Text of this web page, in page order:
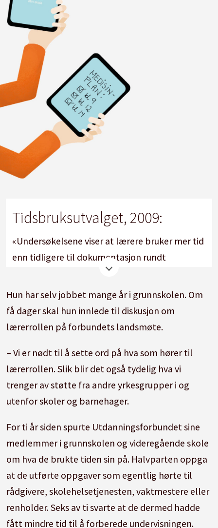
Tidsbruksutvalget, 2009:
«Undersøkelsene viser at lærere bruker mer tid
enn tidligere til dokumentasjon rundt
enkeltelever, møter og kontakt med foreldre,
og at dette gjelder spesielt elever med
spesielle læringsbehov.»
«Undersøkelsene viser at samarbeid mellom
hjem og skole tar mer tid enn tidligere. Det
skyldes blant annet nye
kommunikasjonsformer som gjør lærerne
lettere tilgjengelig.»
Hun har selv jobbet mange år i grunnskolen. Om
få dager skal hun innlede til diskusjon om
lærerrollen på forbundets landsmøte.
– Vi er nødt til å sette ord på hva som hører til
lærerrollen. Slik blir det også tydelig hva vi
trenger av støtte fra andre yrkesgrupper i og
utenfor skoler og barnehager.
For ti år siden spurte Utdanningsforbundet sine
medlemmer i grunnskolen og videregående skole
om hva de brukte tiden sin på. Halvparten oppga
at de utførte oppgaver som egentlig hørte til
rådgivere, skolehelsetjenesten, vaktmestere eller
renholder. Seks av ti svarte at de dermed hadde
fått mindre tid til å forberede undervisningen.